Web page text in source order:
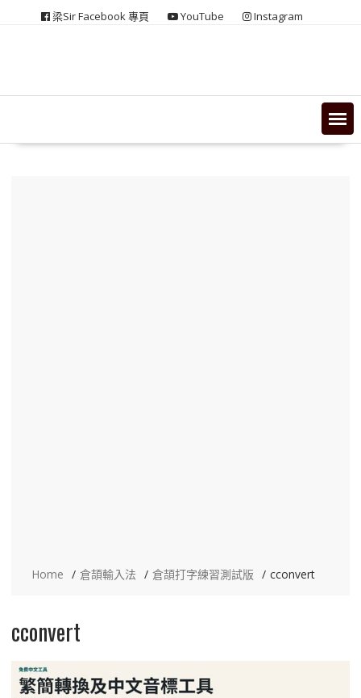
梁Sir Facebook 專頁 YouTube Instagram
Home 倉頡輸入法 倉頡打字練習測試版 cconvert
cconvert